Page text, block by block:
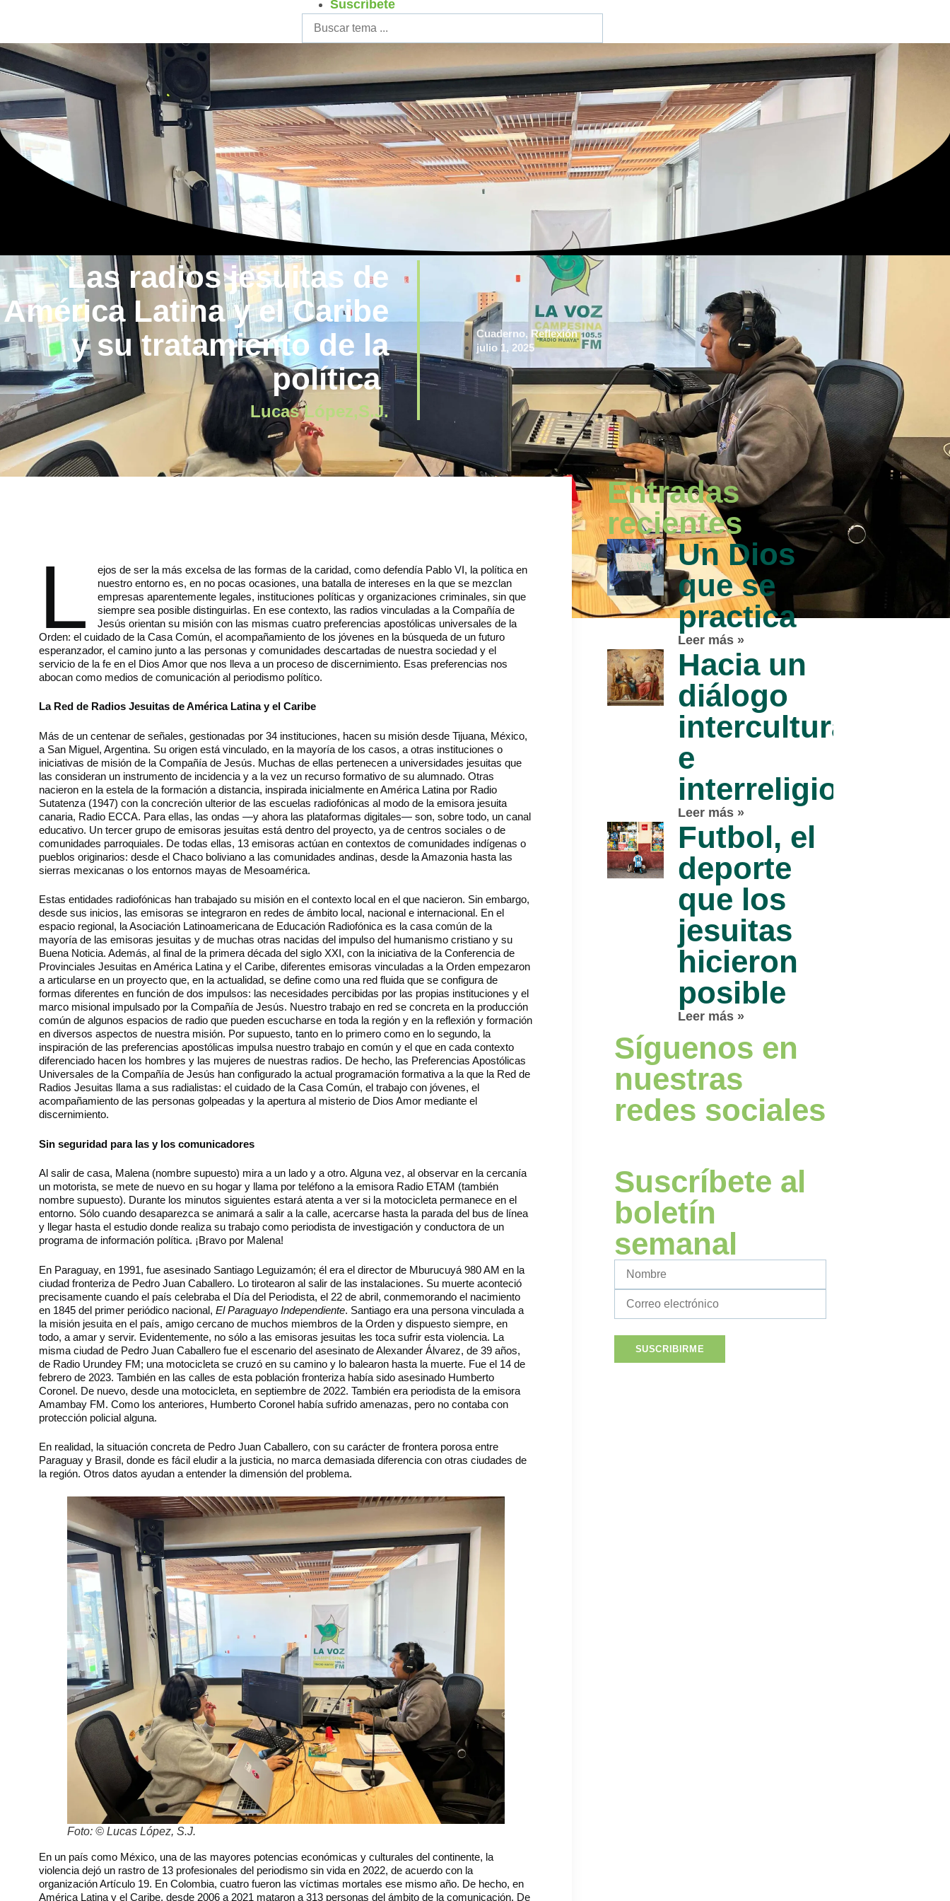
Suscríbete
Las radios jesuitas de
América Latina y el Caribe
y su tratamiento de la
política
Lucas López,S.J.
Cuaderno, Reflexión
julio 1, 2025
L
ejos de ser la más excelsa de las formas de la caridad, como defendía Pablo VI, la política en
nuestro entorno es, en no pocas ocasiones, una batalla de intereses en la que se mezclan
empresas aparentemente legales, instituciones políticas y organizaciones criminales, sin que
siempre sea posible distinguirlas. En ese contexto, las radios vinculadas a la Compañía de
Jesús orientan su misión con las mismas cuatro preferencias apostólicas universales de la
Orden: el cuidado de la Casa Común, el acompañamiento de los jóvenes en la búsqueda de un futuro
esperanzador, el camino junto a las personas y comunidades descartadas de nuestra sociedad y el
servicio de la fe en el Dios Amor que nos lleva a un proceso de discernimiento. Esas preferencias nos
abocan como medios de comunicación al periodismo político.
La Red de Radios Jesuitas de América Latina y el Caribe
Más de un centenar de señales, gestionadas por 34 instituciones, hacen su misión desde Tijuana, México,
a San Miguel, Argentina. Su origen está vinculado, en la mayoría de los casos, a otras instituciones o
iniciativas de misión de la Compañía de Jesús. Muchas de ellas pertenecen a universidades jesuitas que
las consideran un instrumento de incidencia y a la vez un recurso formativo de su alumnado. Otras
nacieron en la estela de la formación a distancia, inspirada inicialmente en América Latina por Radio
Sutatenza (1947) con la concreción ulterior de las escuelas radiofónicas al modo de la emisora jesuita
canaria, Radio ECCA. Para ellas, las ondas —y ahora las plataformas digitales— son, sobre todo, un canal
educativo. Un tercer grupo de emisoras jesuitas está dentro del proyecto, ya de centros sociales o de
comunidades parroquiales. De todas ellas, 13 emisoras actúan en contextos de comunidades indígenas o
pueblos originarios: desde el Chaco boliviano a las comunidades andinas, desde la Amazonia hasta las
sierras mexicanas o los entornos mayas de Mesoamérica.
Estas entidades radiofónicas han trabajado su misión en el contexto local en el que nacieron. Sin embargo,
desde sus inicios, las emisoras se integraron en redes de ámbito local, nacional e internacional. En el
espacio regional, la Asociación Latinoamericana de Educación Radiofónica es la casa común de la
mayoría de las emisoras jesuitas y de muchas otras nacidas del impulso del humanismo cristiano y su
Buena Noticia. Además, al final de la primera década del siglo XXI, con la iniciativa de la Conferencia de
Provinciales Jesuitas en América Latina y el Caribe, diferentes emisoras vinculadas a la Orden empezaron
a articularse en un proyecto que, en la actualidad, se define como una red fluida que se configura de
formas diferentes en función de dos impulsos: las necesidades percibidas por las propias instituciones y el
marco misional impulsado por la Compañía de Jesús. Nuestro trabajo en red se concreta en la producción
común de algunos espacios de radio que pueden escucharse en toda la región y en la reflexión y formación
en diversos aspectos de nuestra misión. Por supuesto, tanto en lo primero como en lo segundo, la
inspiración de las preferencias apostólicas impulsa nuestro trabajo en común y el que en cada contexto
diferenciado hacen los hombres y las mujeres de nuestras radios. De hecho, las Preferencias Apostólicas
Universales de la Compañía de Jesús han configurado la actual programación formativa a la que la Red de
Radios Jesuitas llama a sus radialistas: el cuidado de la Casa Común, el trabajo con jóvenes, el
acompañamiento de las personas golpeadas y la apertura al misterio de Dios Amor mediante el
discernimiento.
Sin seguridad para las y los comunicadores
Al salir de casa, Malena (nombre supuesto) mira a un lado y a otro. Alguna vez, al observar en la cercanía
un motorista, se mete de nuevo en su hogar y llama por teléfono a la emisora Radio ETAM (también
nombre supuesto). Durante los minutos siguientes estará atenta a ver si la motocicleta permanece en el
entorno. Sólo cuando desaparezca se animará a salir a la calle, acercarse hasta la parada del bus de línea
y llegar hasta el estudio donde realiza su trabajo como periodista de investigación y conductora de un
programa de información política. ¡Bravo por Malena!
En Paraguay, en 1991, fue asesinado Santiago Leguizamón; él era el director de Mburucuyá 980 AM en la
ciudad fronteriza de Pedro Juan Caballero. Lo tirotearon al salir de las instalaciones. Su muerte aconteció
precisamente cuando el país celebraba el Día del Periodista, el 22 de abril, conmemorando el nacimiento
en 1845 del primer periódico nacional, El Paraguayo Independiente. Santiago era una persona vinculada a
la misión jesuita en el país, amigo cercano de muchos miembros de la Orden y dispuesto siempre, en
todo, a amar y servir. Evidentemente, no sólo a las emisoras jesuitas les toca sufrir esta violencia. La
misma ciudad de Pedro Juan Caballero fue el escenario del asesinato de Alexander Álvarez, de 39 años,
de Radio Urundey FM; una motocicleta se cruzó en su camino y lo balearon hasta la muerte. Fue el 14 de
febrero de 2023. También en las calles de esta población fronteriza había sido asesinado Humberto
Coronel. De nuevo, desde una motocicleta, en septiembre de 2022. También era periodista de la emisora
Amambay FM. Como los anteriores, Humberto Coronel había sufrido amenazas, pero no contaba con
protección policial alguna.
En realidad, la situación concreta de Pedro Juan Caballero, con su carácter de frontera porosa entre
Paraguay y Brasil, donde es fácil eludir a la justicia, no marca demasiada diferencia con otras ciudades de
la región. Otros datos ayudan a entender la dimensión del problema.
Foto: © Lucas López, S.J.
En un país como México, una de las mayores potencias económicas y culturales del continente, la
violencia dejó un rastro de 13 profesionales del periodismo sin vida en 2022, de acuerdo con la
organización Artículo 19. En Colombia, cuatro fueron las víctimas mortales ese mismo año. De hecho, en
América Latina y el Caribe, desde 2006 a 2021 mataron a 313 personas del ámbito de la comunicación. De
Entradas
recientes
Un Dios
que se
practica
Leer más »
Hacia un
diálogo
intercultural
e
interreligioso
Leer más »
Futbol, el
deporte
que los
jesuitas
hicieron
posible
Leer más »
Síguenos en
nuestras
redes sociales
Suscríbete al
boletín
semanal